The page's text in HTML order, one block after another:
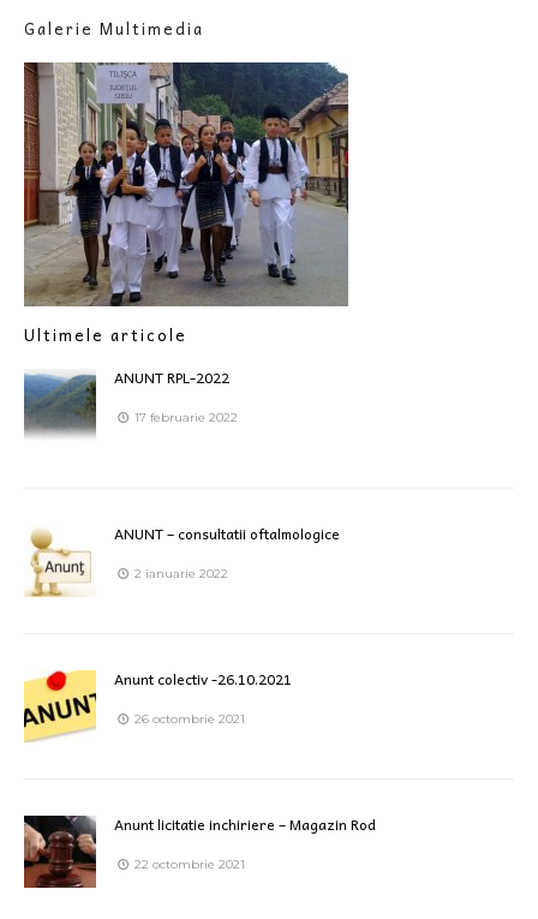
Galerie Multimedia
Ultimele articole
ANUNT RPL-2022
17 februarie 2022
ANUNT – consultatii oftalmologice
2 ianuarie 2022
Anunt colectiv -26.10.2021
26 octombrie 2021
Anunt licitatie inchiriere – Magazin Rod
22 octombrie 2021